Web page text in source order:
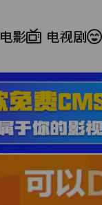
电影 电视剧